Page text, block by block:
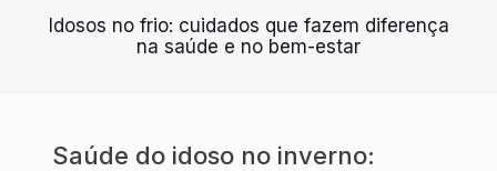
Idosos no frio: cuidados que fazem diferença
na saúde e no bem-estar
Saúde do idoso no inverno: